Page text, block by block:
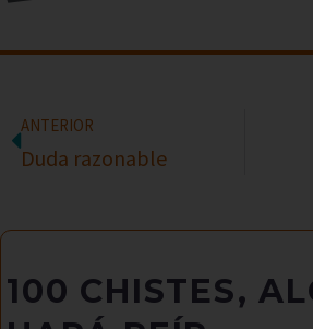
ANTERIOR
Duda razonable
100 CHISTES,